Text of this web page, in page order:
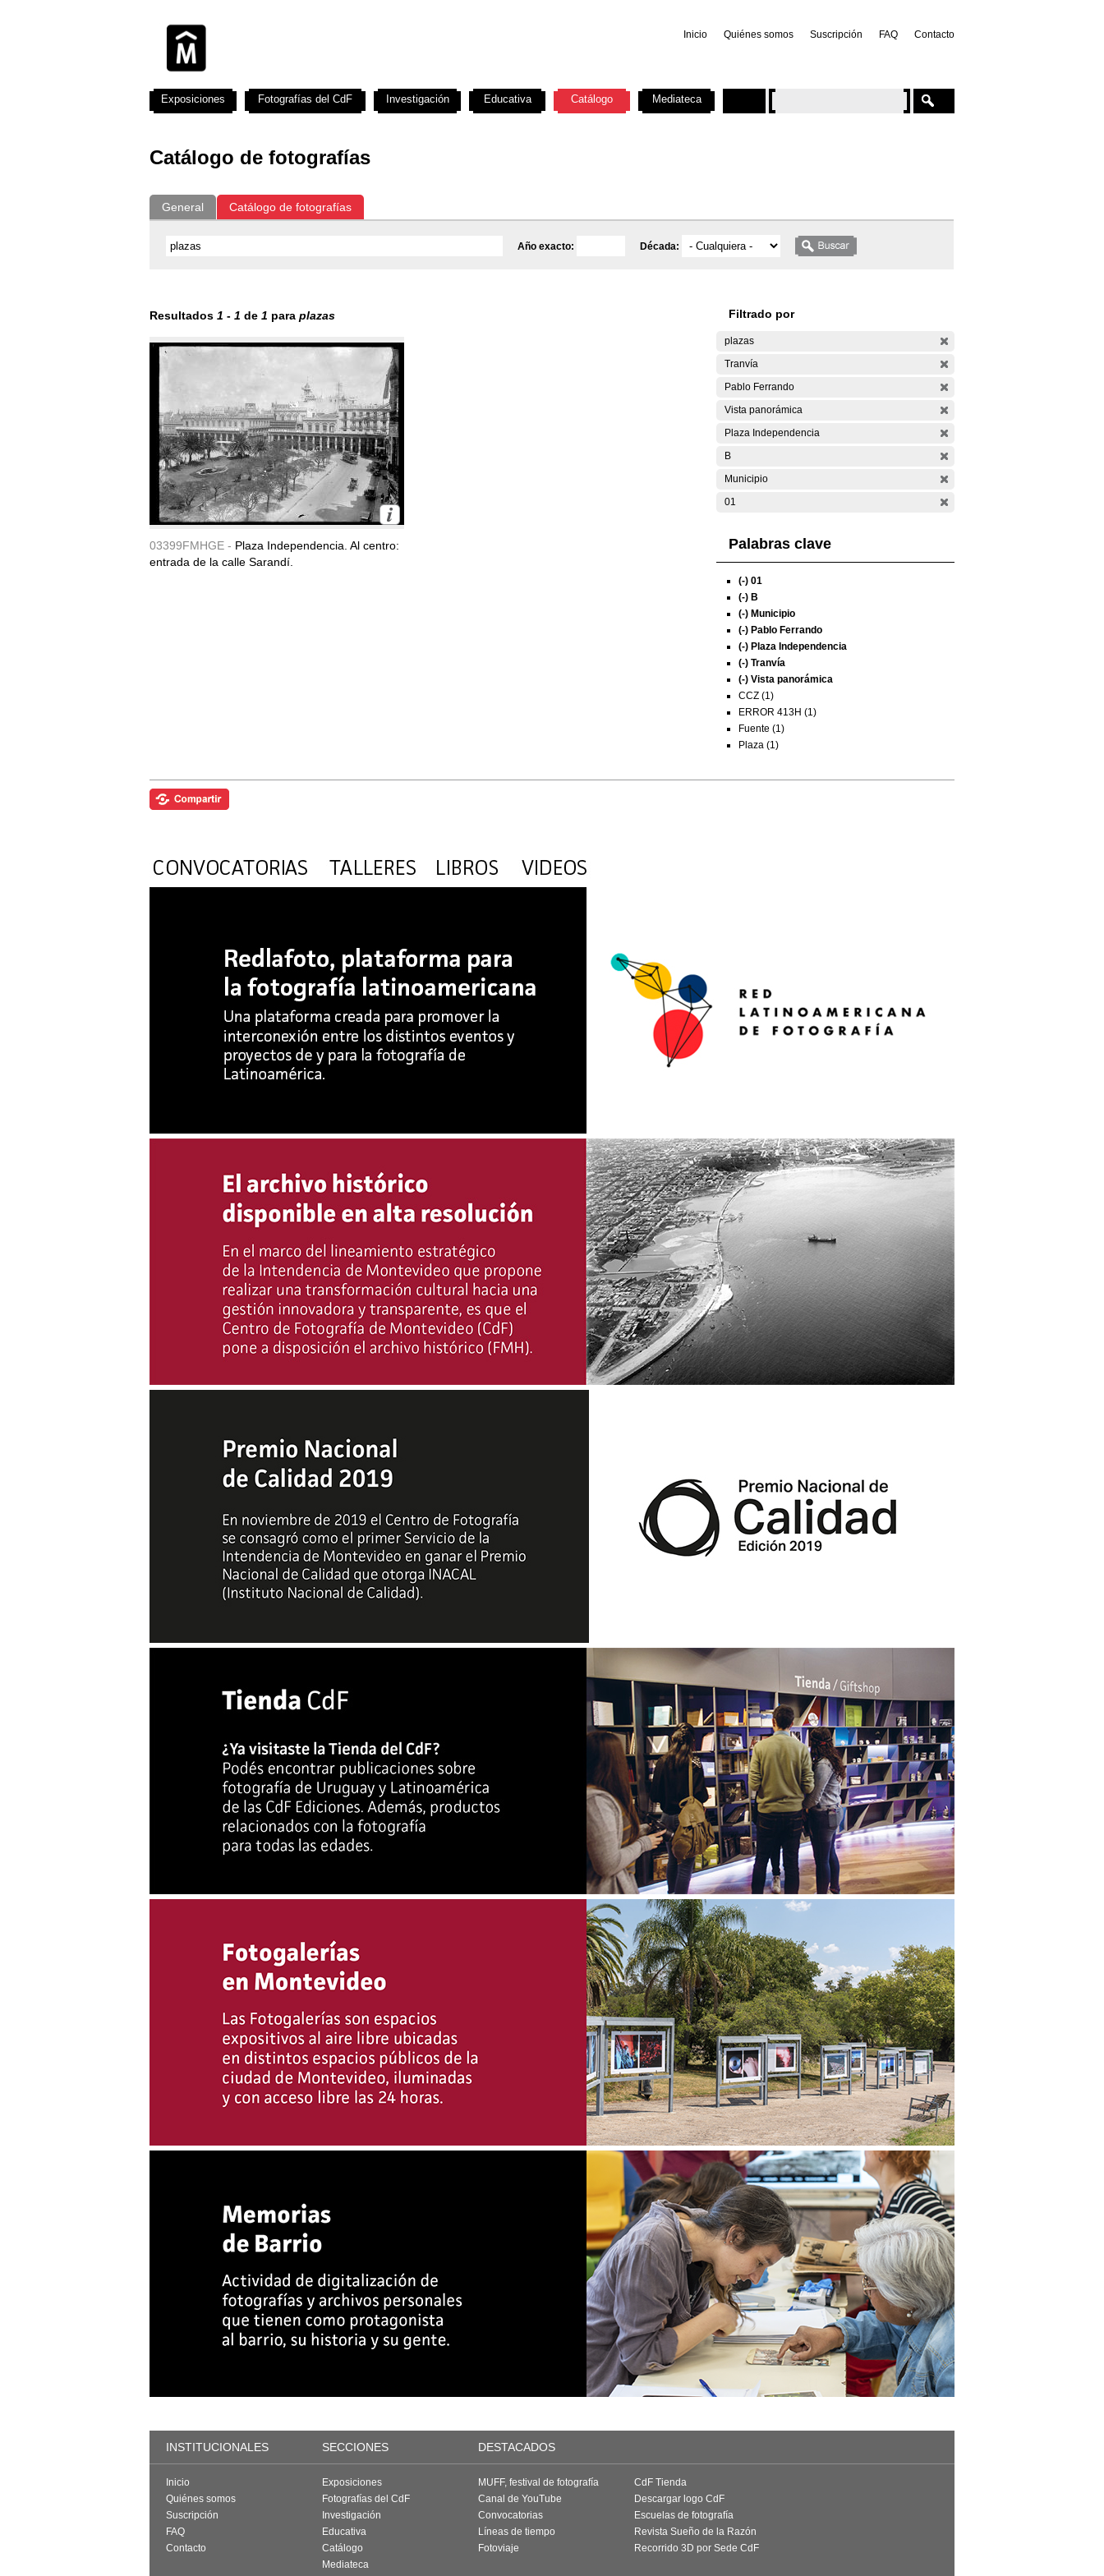
Inicio Quiénes somos Suscripción FAQ Contacto
Catálogo de fotografías
General Catálogo de fotografías
Año exacto: Década:
Resultados 1 - 1 de 1 para plazas
03399FMHGE - Plaza Independencia. Al centro:
entrada de la calle Sarandí.
Filtrado por
plazas
Tranvía
Pablo Ferrando
Vista panorámica
Plaza Independencia
B
Municipio
01
Palabras clave
(-) 01
(-) B
(-) Municipio
(-) Pablo Ferrando
(-) Plaza Independencia
(-) Tranvía
(-) Vista panorámica
CCZ (1)
ERROR 413H (1)
Fuente (1)
Plaza (1)
Exposiciones Fotografías del CdF Investigación Educativa Catálogo Mediateca
INSTITUCIONALES SECCIONES DESTACADOS
Inicio
Quiénes somos
Suscripción
FAQ
Contacto
Exposiciones
Fotografías del CdF
Investigación
Educativa
Catálogo
Mediateca
MUFF, festival de fotografía
Canal de YouTube
Convocatorias
Líneas de tiempo
Fotoviaje
CdF Tienda
Descargar logo CdF
Escuelas de fotografía
Revista Sueño de la Razón
Recorrido 3D por Sede CdF